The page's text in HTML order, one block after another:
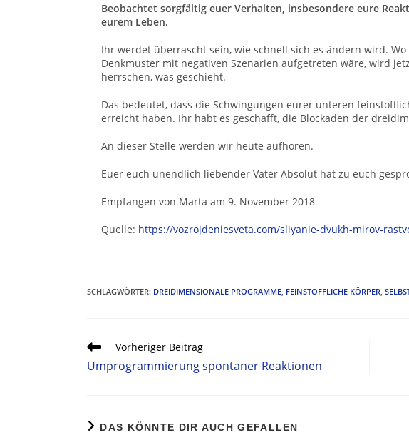
Beobachtet sorgfältig euer Verhalten, insbesondere eure
eurem Leben.
Ihr werdet überrascht sein, wie schnell sich es ändern wird.
Denkmuster mit negativen Szenarien aufgetreten wäre, wird
herrschen, was geschieht.
Das bedeutet, dass die Schwingungen eurer unteren
erreicht haben. Ihr habt es geschafft, die Blockaden der
An dieser Stelle werden wir heute aufhören.
Euer euch unendlich liebender Vater Absolut hat zu euch
Empfangen von Marta am 9. November 2018
Quelle: https://vozrojdeniesveta.com/sliyanie-dvukh-mirov-
SCHLAGWÖRTER: DREIDIMENSIONALE PROGRAMME FEINSTOFFLICHE KÖRPER
Vorheriger Beitrag
Umprogrammierung spontaner Reaktionen
DAS KÖNNTE DIR AUCH GEFALLEN